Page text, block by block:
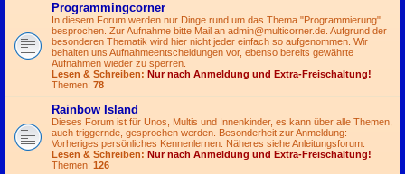
Programmingcorner
In diesem Forum werden nur Dinge rund um das Thema "Programmierung"
besprochen. Zur Aufnahme bitte Mail an admin@multicorner.de . Aufgrund der
besonderen Thematik wird hier nicht jeder einfach so aufgenommen. Wir
behalten uns Aufnahmeentscheidungen vor, ebenso bereits gewährte
Aufnahmen wieder zu sperren.
Lesen & Schreiben: Nur nach Anmeldung und Extra-Freischaltung!
Themen: 78
Rainbow Island
Dieses Forum ist für Unos, Multis und Innenkinder, es kann über alle Themen,
auch triggernde, gesprochen werden. Besonderheit zur Anmeldung:
Vorheriges persönliches Kennenlernen. Näheres siehe Anleitungsforum.
Lesen & Schreiben: Nur nach Anmeldung und Extra-Freischaltung!
Themen: 126